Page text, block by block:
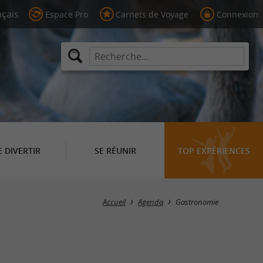
Espace Pro Carnets de Voyage Connexion
DIVERTIR SE RÉUNIR TOP EXPÉRIENCES
Masquer la carte
Accueil Agenda Gastronomie